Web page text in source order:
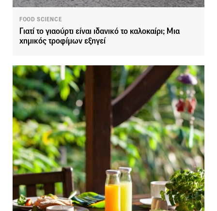
FOOD SCIENCE
Γιατί το γιαούρτι είναι ιδανικό το καλοκαίρι; Μια
χημικός τροφίμων εξηγεί